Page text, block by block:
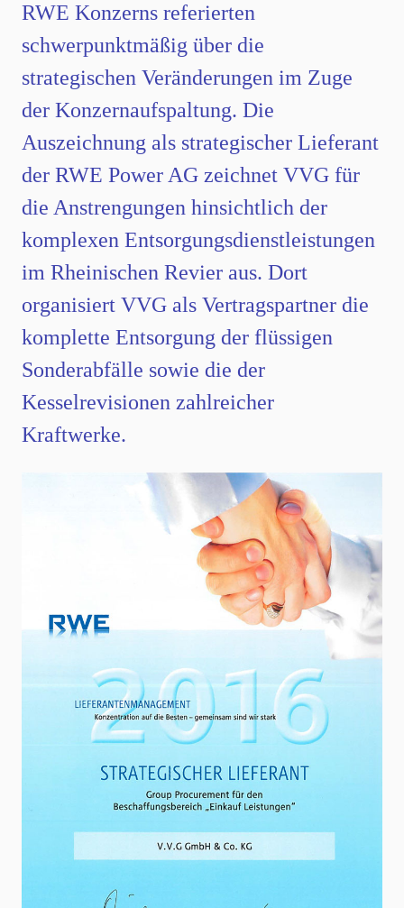
RWE Konzerns referierten
schwerpunktmäßig über die
strategischen Veränderungen im Zuge
der Konzernaufspaltung. Die
Auszeichnung als strategischer Lieferant
der RWE Power AG zeichnet VVG für
die Anstrengungen hinsichtlich der
komplexen Entsorgungsdienstleistungen
im Rheinischen Revier aus. Dort
organisiert VVG als Vertragspartner die
komplette Entsorgung der flüssigen
Sonderabfälle sowie die der
Kesselrevisionen zahlreicher
Kraftwerke.